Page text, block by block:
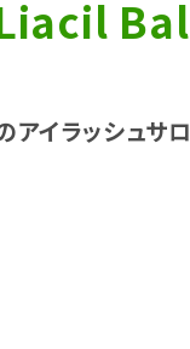
Liacil
イラッシュサ